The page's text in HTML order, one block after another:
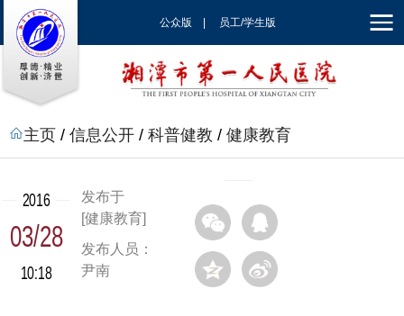
公众版 员工/学生版
| EN
主页 / 信息公开 / 科普健教 / 健康教育
2016
03/28
10:18
发布于
[健康教育]
发布人员：
尹南